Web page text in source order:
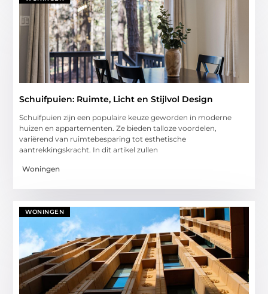
Schuifpuien: Ruimte, Licht en Stijlvol Design
Schuifpuien zijn een populaire keuze geworden in moderne
huizen en appartementen. Ze bieden talloze voordelen,
variërend van ruimtebesparing tot esthetische
aantrekkingskracht. In dit artikel zullen
Woningen
WONINGEN